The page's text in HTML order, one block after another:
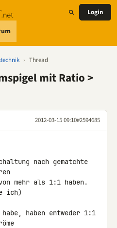
Login
› Thread
mit Ratio >
2012-03-15 09:10#2594685
nach gematchte
mehr als 1:1 haben.
ich)
haben entweder 1:1